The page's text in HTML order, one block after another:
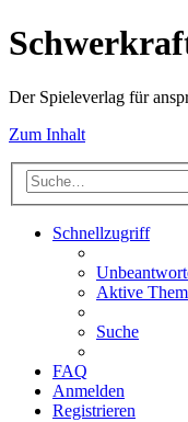
Der Spieleverlag für
Zum Inhalt
Schnellzugriff
Aktive
Suche
FAQ
Anmelden
Registrieren